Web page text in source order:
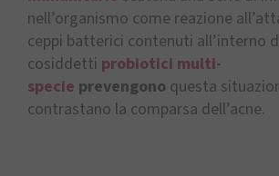
nell’organismo come reazione
ceppi batterici contenuti all’interno
cosiddetti probiotici multi-
specie prevengono questa
contrastano la comparsa dell’acne.